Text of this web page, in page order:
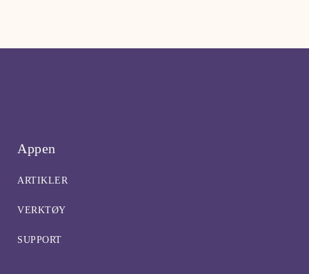
Appen
ARTIKLER
VERKTØY
SUPPORT